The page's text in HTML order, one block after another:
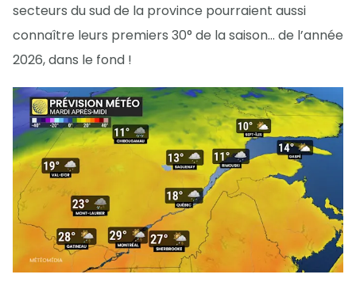
secteurs du sud de la province pourraient aussi
connaître leurs premiers 30° de la saison… de l’année
2026, dans le fond !